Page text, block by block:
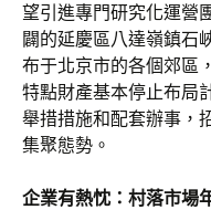
望引進專門研究化運營
闢的延慶區八達嶺鎮
布于北京市的各個郊區
特點財產基本停止布局
舉措措施和配套辦事，
集聚態勢。
企業有熱忱：村落市場